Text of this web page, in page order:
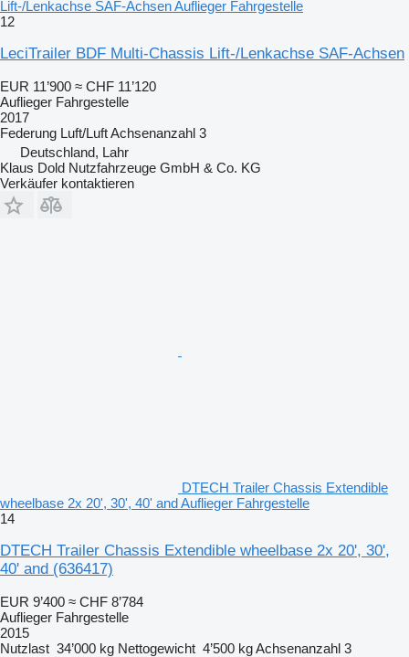
Lift-/Lenkachse SAF-Achsen Auflieger Fahrgestelle
12
LeciTrailer BDF Multi-Chassis Lift-/Lenkachse SAF-Achsen
EUR 11’900 ≈ CHF 11’120
Auflieger Fahrgestelle
2017
Federung Luft/LuftAchsenanzahl 3
Deutschland, Lahr
Klaus Dold Nutzfahrzeuge GmbH & Co. KG
Verkäufer kontaktieren
DTECH Trailer Chassis Extendible
wheelbase 2x 20', 30', 40' and Auflieger Fahrgestelle
14
DTECH Trailer Chassis Extendible wheelbase 2x 20', 30',
40' and (636417)
EUR 9’400 ≈ CHF 8’784
Auflieger Fahrgestelle
2015
Nutzlast 34’000 kg Nettogewicht 4’500 kgAchsenanzahl 3